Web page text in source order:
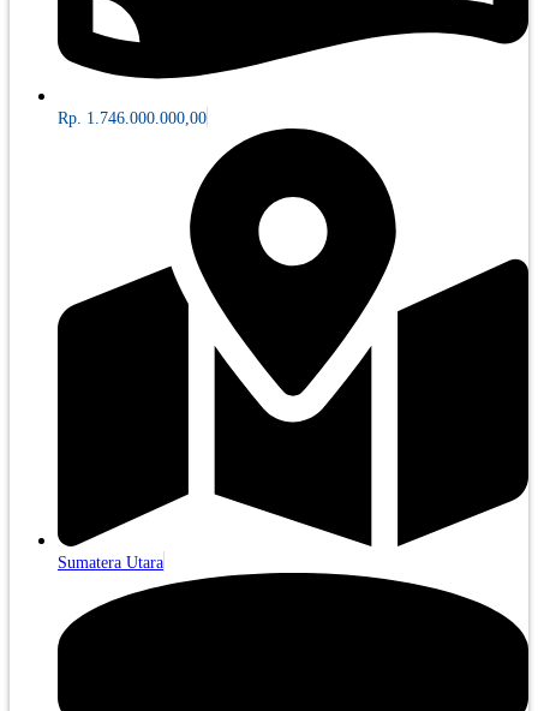
Rp. 1.746.000.000,00
Sumatera Utara